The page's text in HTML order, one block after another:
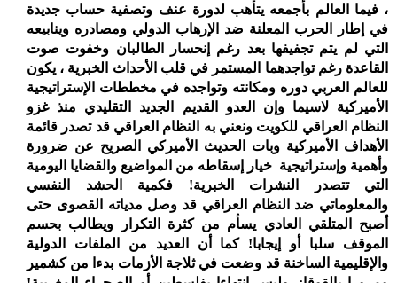
، فيما العالم بأجمعه يتأهب لدورة عنف وتصفية حساب جديدة
في إطار الحرب المعلنة ضد الإرهاب الدولي ومصادره وينابيعه
التي لم يتم تجفيفها بعد رغم إنحسار الطالبان وخفوت صوت
القاعدة رغم تواجدهما المستمر في قلب الأحداث الخبرية ، يكون
للعالم العربي دوره ومكانته وتواجده في مخططات الإستراتيجية
الأميركية لاسيما وإن العدو القديم الجديد التقليدي منذ غزو
النظام العراقي للكويت ونعني به النظام العراقي قد تصدر قائمة
الأهداف الأميركية وبات الحديث الأميركي الصريح عن ضرورة
وأهمية وإستراتيجية خيار إسقاطه من المواضيع والقضايا اليومية
التي تتصدر النشرات الخبرية! فكمية الحشد النفسي
والمعلوماتي ضد النظام العراقي قد وصل مدياته القصوى حتى
أصبح المتلقي العادي يسأم من كثرة التكرار ويطالب بحسم
الموقف سلبا أو إيجابا! كما أن العديد من الملفات الدولية
والإقليمية الساخنة قد وضعت في ثلاجة الأزمات بدءا من كشمير